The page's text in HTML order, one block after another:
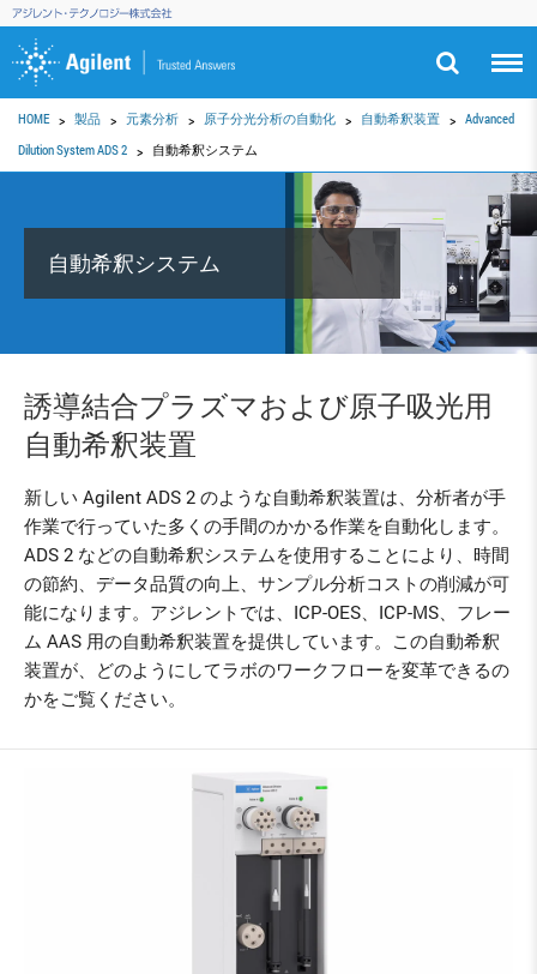
HOME 製品 元素分析 原子分光分析の自動化 自動希釈装置
Advanced
Dilution System ADS 2
自動希釈システム
自動希釈システム
誘導結合プラズマおよび原子吸光用
自動希釈装置
新しい Agilent ADS 2 のような自動希釈装置は、分析者が手
作業で行っていた多くの手間のかかる作業を自動化します。
ADS 2 などの自動希釈システムを使用することにより、時間
の節約、データ品質の向上、サンプル分析コストの削減が可
能になります。アジレントでは、ICP-OES、ICP-MS、フレー
ム AAS 用の自動希釈装置を提供しています。この自動希釈
装置が、どのようにしてラボのワークフローを変革できるの
かをご覧ください。